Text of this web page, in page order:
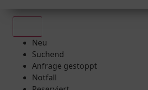
Neu
Suchend
Anfrage gestoppt
Notfall